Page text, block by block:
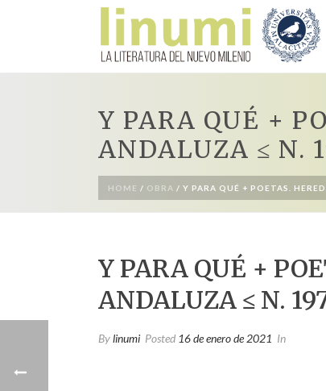
Y PARA QUÉ +
ANDALUZA ≤ N.
HOME / OBRA / Y PARA QUÉ + POETAS.
Y PARA QUÉ +
ANDALUZA ≤ N.
Bylinumi Posted 16 de enero de 2021 In